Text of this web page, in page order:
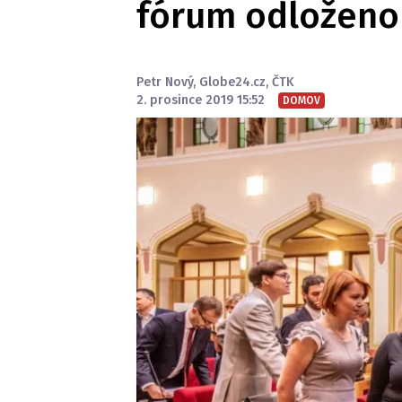
fórum odloženo
Petr Nový, Globe24.cz, ČTK
2. prosince 2019 15:52
DOMOV